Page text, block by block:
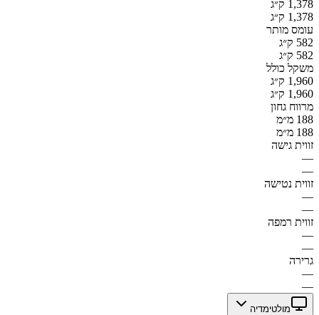
1,378 ק״ג
1,378 ק״ג
עומס מותר
582 ק״ג
582 ק״ג
משקל כולל
1,960 ק״ג
1,960 ק״ג
מרווח גחון
188 מ״מ
188 מ״מ
זווית גישה
—
—
זווית נטישה
—
—
זווית רמפה
—
—
גרירה
—
—
מולטימדיה